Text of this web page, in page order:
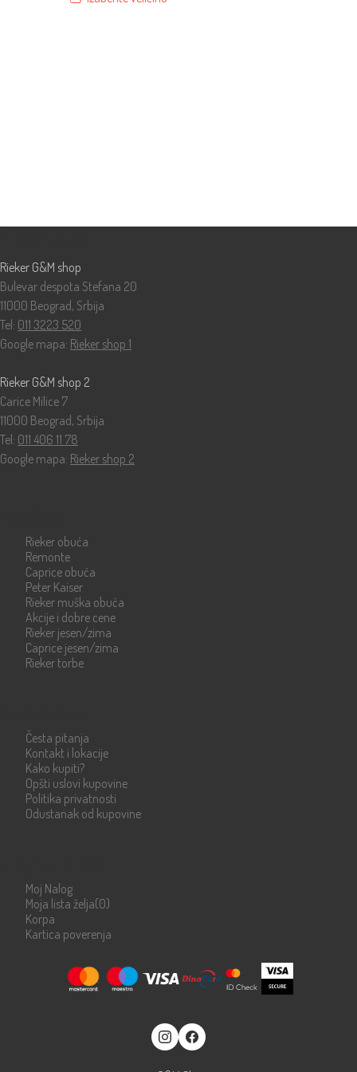
Rieker G&M shop
Bulevar despota Stefana 20
11000 Beograd, Srbija
Tel: 011 3223 520
Google mapa: Rieker shop 1
Rieker G&M shop 2
Carice Milice 7
11000 Beograd, Srbija
Tel: 011 406 11 78
Google mapa: Rieker shop 2
Rieker obuća
Remonte
Caprice obuća
Peter Kaiser
Rieker muška obuća
Akcije i dobre cene
Rieker jesen/zima
Caprice jesen/zima
Rieker torbe
Česta pitanja
Kontakt i lokacije
Kako kupiti?
Opšti uslovi kupovine
Politika privatnosti
Odustanak od kupovine
Moj Nalog
Moja lista želja(0)
Korpa
Kartica poverenja